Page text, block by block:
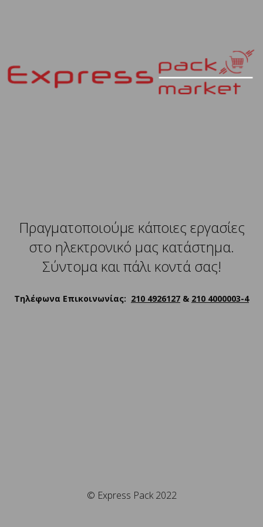
Πραγματοποιούμε κάποιες εργασίες
στο ηλεκτρονικό μας κατάστημα.
Σύντομα και πάλι κοντά σας!
Τηλέφωνα Επικοινωνίας: 210 4926127 & 210 4000003-4
© Express Pack 2022